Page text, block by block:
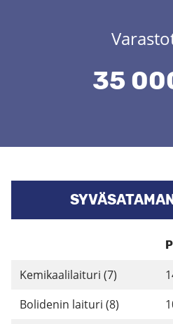
35
Kemikaalilaituri (7)
Bolidenin laituri (8)